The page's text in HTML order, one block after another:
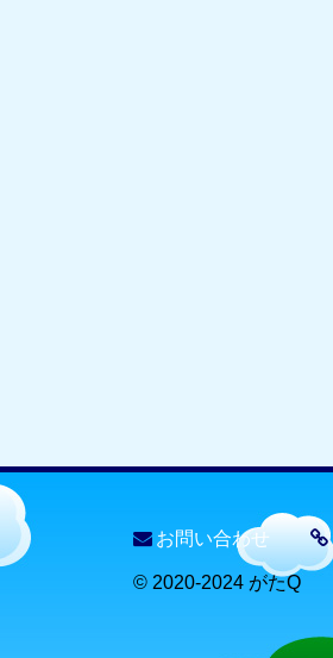
お問い合わせ
© 2020-2024 がたQ